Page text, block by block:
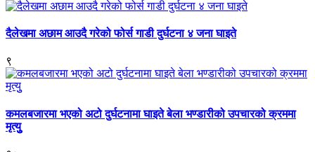
दैलेखमा अछाम आउदै गरेको फोर्स गाडी दुर्घटना ४ जना घाइते
९
कमलबजारमा भएको अटो दुर्घटनामा घाइते बेला भण्डारीको उपचारको क्रममा
मृत्युु